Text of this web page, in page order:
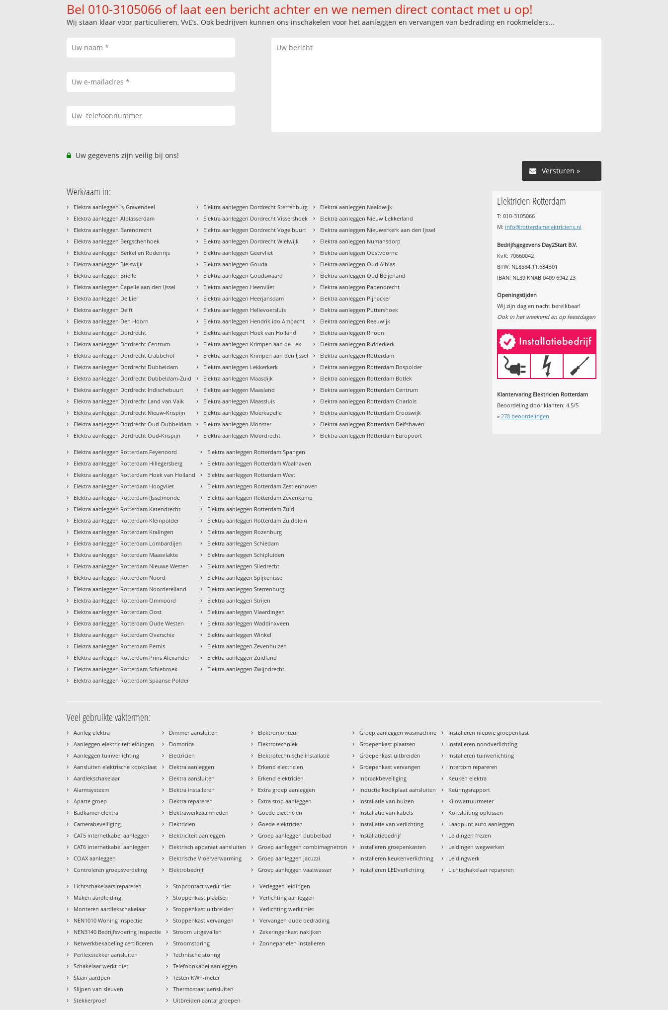
Bel 010-3105066 of laat een bericht achter en we nemen direct contact met u op!
Wij staan klaar voor particulieren, VvE’s. Ook bedrijven kunnen ons inschakelen voor het aanleggen en vervangen van bedrading en rookmelders...
Uw gegevens zijn veilig bij ons!
Versturen »
Werkzaam in:
› Elektra aanleggen 's-Gravendeel
› Elektra aanleggen Alblasserdam
› Elektra aanleggen Barendrecht
› Elektra aanleggen Bergschenhoek
› Elektra aanleggen Berkel en Rodenrijs
› Elektra aanleggen Bleiswijk
› Elektra aanleggen Brielle
› Elektra aanleggen Capelle aan den IJssel
› Elektra aanleggen De Lier
› Elektra aanleggen Delft
› Elektra aanleggen Den Hoorn
› Elektra aanleggen Dordrecht
› Elektra aanleggen Dordrecht Centrum
› Elektra aanleggen Dordrecht Crabbehof
› Elektra aanleggen Dordrecht Dubbeldam
› Elektra aanleggen Dordrecht Dubbeldam-Zuid
› Elektra aanleggen Dordrecht Indischebuurt
› Elektra aanleggen Dordrecht Land van Valk
› Elektra aanleggen Dordrecht Nieuw-Krispijn
› Elektra aanleggen Dordrecht Oud-Dubbeldam
› Elektra aanleggen Dordrecht Oud-Krispijn
› Elektra aanleggen Dordrecht Sterrenburg
› Elektra aanleggen Dordrecht Vissershoek
› Elektra aanleggen Dordrecht Vogelbuurt
› Elektra aanleggen Dordrecht Wielwijk
› Elektra aanleggen Geervliet
› Elektra aanleggen Gouda
› Elektra aanleggen Goudswaard
› Elektra aanleggen Heenvliet
› Elektra aanleggen Heerjansdam
› Elektra aanleggen Hellevoetsluis
› Elektra aanleggen Hendrik ido Ambacht
› Elektra aanleggen Hoek van Holland
› Elektra aanleggen Krimpen aan de Lek
› Elektra aanleggen Krimpen aan den IJssel
› Elektra aanleggen Lekkerkerk
› Elektra aanleggen Maasdijk
› Elektra aanleggen Maasland
› Elektra aanleggen Maassluis
› Elektra aanleggen Moerkapelle
› Elektra aanleggen Monster
› Elektra aanleggen Moordrecht
› Elektra aanleggen Naaldwijk
› Elektra aanleggen Nieuw Lekkerland
› Elektra aanleggen Nieuwerkerk aan den Ijssel
› Elektra aanleggen Numansdorp
› Elektra aanleggen Oostvoorne
› Elektra aanleggen Oud Alblas
› Elektra aanleggen Oud Beijerland
› Elektra aanleggen Papendrecht
› Elektra aanleggen Pijnacker
› Elektra aanleggen Puttershoek
› Elektra aanleggen Reeuwijk
› Elektra aanleggen Rhoon
› Elektra aanleggen Ridderkerk
› Elektra aanleggen Rotterdam
› Elektra aanleggen Rotterdam Bospolder
› Elektra aanleggen Rotterdam Botlek
› Elektra aanleggen Rotterdam Centrum
› Elektra aanleggen Rotterdam Charlois
› Elektra aanleggen Rotterdam Crooswijk
› Elektra aanleggen Rotterdam Delfshaven
› Elektra aanleggen Rotterdam Europoort
› Elektra aanleggen Rotterdam Feyenoord
› Elektra aanleggen Rotterdam Hillegersberg
› Elektra aanleggen Rotterdam Hoek van Holland
› Elektra aanleggen Rotterdam Hoogvliet
› Elektra aanleggen Rotterdam IJsselmonde
› Elektra aanleggen Rotterdam Katendrecht
› Elektra aanleggen Rotterdam Kleinpolder
› Elektra aanleggen Rotterdam Kralingen
› Elektra aanleggen Rotterdam Lombardijen
› Elektra aanleggen Rotterdam Maasvlakte
› Elektra aanleggen Rotterdam Nieuwe Westen
› Elektra aanleggen Rotterdam Noord
› Elektra aanleggen Rotterdam Noordereiland
› Elektra aanleggen Rotterdam Ommoord
› Elektra aanleggen Rotterdam Oost
› Elektra aanleggen Rotterdam Oude Westen
› Elektra aanleggen Rotterdam Overschie
› Elektra aanleggen Rotterdam Pernis
› Elektra aanleggen Rotterdam Prins Alexander
› Elektra aanleggen Rotterdam Schiebroek
› Elektra aanleggen Rotterdam Spaanse Polder
› Elektra aanleggen Rotterdam Spangen
› Elektra aanleggen Rotterdam Waalhaven
› Elektra aanleggen Rotterdam West
› Elektra aanleggen Rotterdam Zestienhoven
› Elektra aanleggen Rotterdam Zevenkamp
› Elektra aanleggen Rotterdam Zuid
› Elektra aanleggen Rotterdam Zuidplein
› Elektra aanleggen Rozenburg
› Elektra aanleggen Schiedam
› Elektra aanleggen Schipluiden
› Elektra aanleggen Sliedrecht
› Elektra aanleggen Spijkenisse
› Elektra aanleggen Sterrenburg
› Elektra aanleggen Strijen
› Elektra aanleggen Vlaardingen
› Elektra aanleggen Waddinxveen
› Elektra aanleggen Winkel
› Elektra aanleggen Zevenhuizen
› Elektra aanleggen Zuidland
› Elektra aanleggen Zwijndrecht
Elektricien Rotterdam
T: 010-3105066
M: info@rotterdamelektriciens.nl
Bedrijfsgegevens Day2Start B.V.
KvK: 70660042
BTW: NL8584.11.684B01
IBAN: NL39 KNAB 0409 6942 23
Openingstijden
Wij zijn dag en nacht bereikbaar!
Ook in het weekend en op feestdagen
Klantervaring Elektricien Rotterdam
Beoordeling door klanten: 4.5/5
» 278beoordelingen
Veel gebruikte vaktermen:
› Aanleg elektra
› Aanleggen elektriciteitleidingen
› Aanleggen tuinverlichting
› Aansluiten elektrische kookplaat
› Aardlekschakelaar
› Alarmsysteem
› Aparte groep
› Badkamer elektra
› Camerabeveiliging
› CAT5 internetkabel aanleggen
› CAT6 internetkabel aanleggen
› COAX aanleggen
› Controleren groepsverdeling
› Dimmer aansluiten
› Domotica
› Electricien
› Elektra aanleggen
› Elektra aansluiten
› Elektra installeren
› Elektra repareren
› Elektrawerkzaamheden
› Elektricien
› Elektriciteit aanleggen
› Elektrisch apparaat aansluiten
› Elektrische Vloerverwarming
› Elektrobedrijf
› Elektromonteur
› Elektrotechniek
› Elektrotechnische installatie
› Erkend electricien
› Erkend elektricien
› Extra groep aanleggen
› Extra stop aanleggen
› Goede electricien
› Goede elektricien
› Groep aanleggen bubbelbad
› Groep aanleggen combimagnetron
› Groep aanleggen jacuzzi
› Groep aanleggen vaatwasser
› Groep aanleggen wasmachine
› Groepenkast plaatsen
› Groepenkast uitbreiden
› Groepenkast vervangen
› Inbraakbeveiliging
› Inductie kookplaat aansluiten
› Installatie van buizen
› Installatie van kabels
› Installatie van verlichting
› Installatiebedrijf
› Installeren groepenkasten
› Installeren keukenverlichting
› Installeren LEDverlichting
› Installeren nieuwe groepenkast
› Installeren noodverlichting
› Installeren tuinverlichting
› Intercom repareren
› Keuken elektra
› Keuringsrapport
› Kilowattuurmeter
› Kortsluiting oplossen
› Laadpunt auto aanleggen
› Leidingen frezen
› Leidingen wegwerken
› Leidingwerk
› Lichtschakelaar repareren
› Lichtschakelaars repareren
› Maken aardleiding
› Monteren aardlekschakelaar
› NEN1010 Woning Inspectie
› NEN3140 Bedrijfsvoering Inspectie
› Netwerkbekabeling certificeren
› Perilexstekker aansluiten
› Schakelaar werkt niet
› Slaan aardpen
› Slijpen van sleuven
› Stekkerproef
› Stopcontact werkt niet
› Stoppenkast plaatsen
› Stoppenkast uitbreiden
› Stoppenkast vervangen
› Stroom uitgevallen
› Stroomstoring
› Technische storing
› Telefoonkabel aanleggen
› Testen KWh-meter
› Thermostaat aansluiten
› Uitbreiden aantal groepen
› Verleggen leidingen
› Verlichting aanleggen
› Verlichting werkt niet
› Vervangen oude bedrading
› Zekeringenkast nakijken
› Zonnepanelen installeren